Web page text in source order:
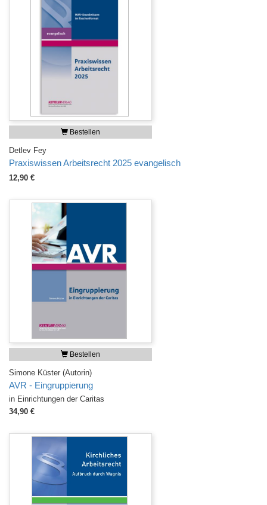
Bestellen
Detlev Fey
Praxiswissen Arbeitsrecht 2025 evangelisch
12,90 €
Bestellen
Simone Küster (Autorin)
AVR - Eingruppierung
in Einrichtungen der Caritas
34,90 €